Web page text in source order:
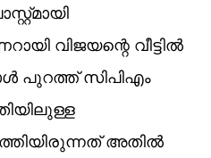
വിജയന്റെ വീട്ടിൽ
പുറത്ത് സിപിഎം
അതിൽ